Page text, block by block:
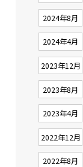
2024年8月
2024年4月
2023年12月
2023年8月
2023年4月
2022年12月
2022年8月